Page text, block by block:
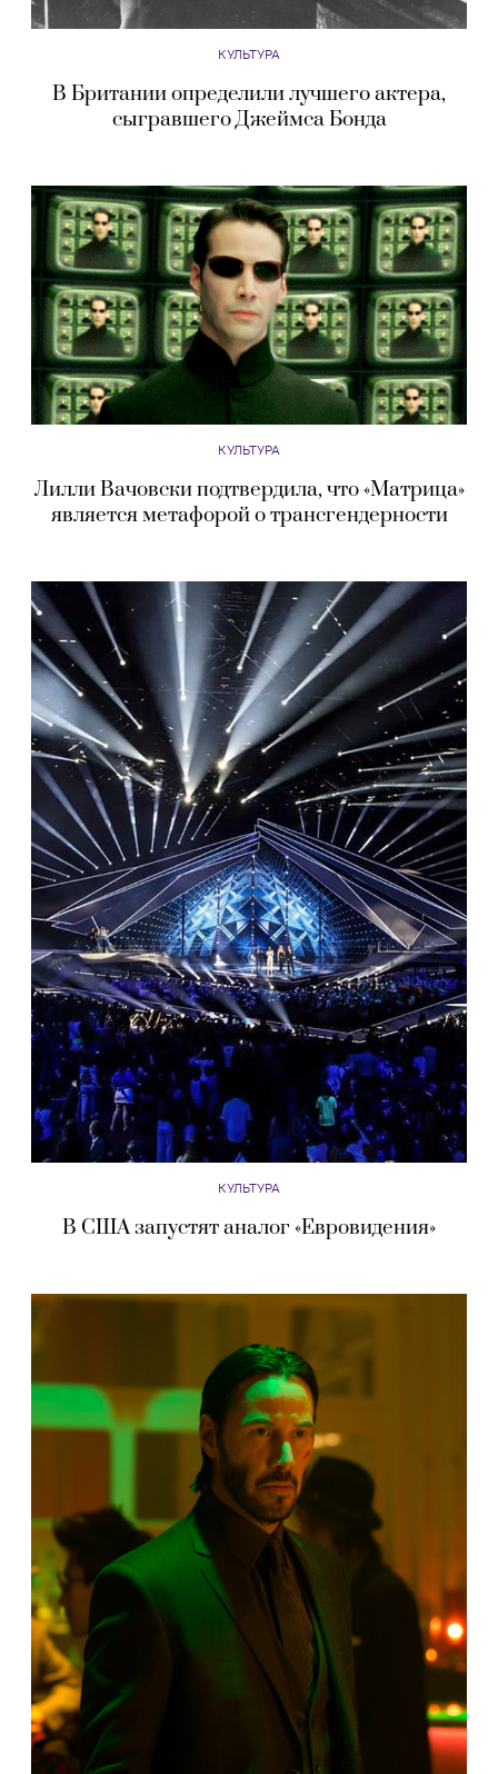
КУЛЬТУРА
В Британии определили лучшего актера,
сыгравшего Джеймса Бонда
КУЛЬТУРА
Лилли Вачовски подтвердила, что «Матрица»
является метафорой о трансгендерности
КУЛЬТУРА
В США запустят аналог «Евровидения»